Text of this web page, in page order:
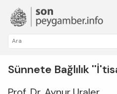
Sünnete Bağlılık